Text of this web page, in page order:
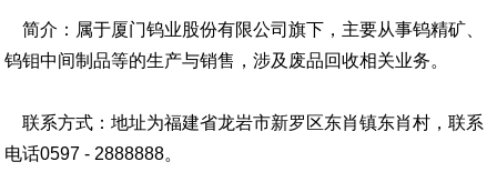
简介：属于厦门钨业股份有限公司旗下，主要从事钨精矿、
钨钼中间制品等的生产与销售，涉及废品回收相关业务。
联系方式：地址为福建省龙岩市新罗区东肖镇东肖村，联系
电话0597 - 2888888。